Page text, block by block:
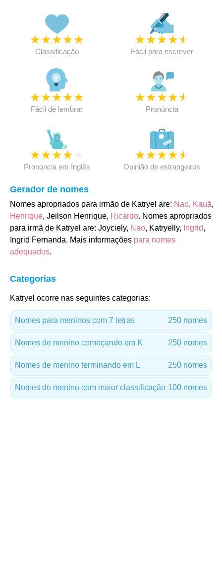
★★★★★
Classificação
★★★★★
Fácil para escrever
★★★★★
Fácil de lembrar
★★★★★
Pronúncia
★★★★
Pronúncia em Inglês
★★★★★
Opinião de estrangeiros
Gerador de nomes
Nomes apropriados para irmão de Katryel are: Nao, Kauã,
Henrique, Jeilson Henrique, Ricardo. Nomes apropriados
para irmã de Katryel are: Joyciely, Nao, Katryelly, Ingrid,
Ingrid Fernanda. Mais informações para nomes
adequados.
Categorias
Katryel ocorre nas seguintes categorias:
Nomes para meninos com 7 letras 250 nomes
Nomes de menino começando em K 250 nomes
Nomes de menino terminando em L 250 nomes
Nomes do menino com maior classificação 100 nomes